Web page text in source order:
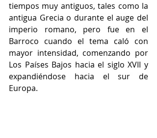
tiempos muy antiguos, tales como la
antigua Grecia o durante el auge del
imperio romano, pero fue en el
Barroco cuando el tema caló con
mayor intensidad, comenzando por
Los Países Bajos hacia el siglo XVII y
expandiéndose hacia el sur de
Europa.